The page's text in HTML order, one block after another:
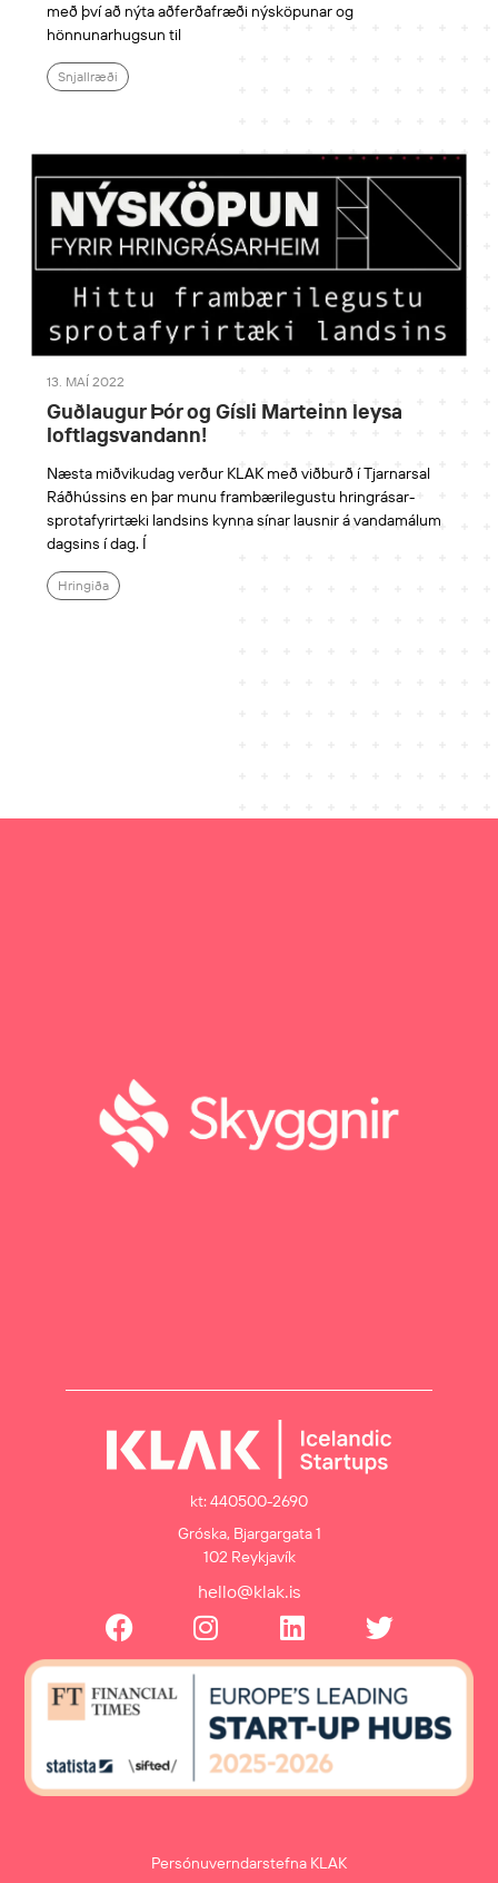
með því að nýta aðferðafræði nýsköpunar og
hönnunarhugsun til
Snjallræði
13. MAÍ 2022
Guðlaugur Þór og Gísli Marteinn leysa
loftlagsvandann!
Næsta miðvikudag verður KLAK með viðburð í Tjarnarsal
Ráðhússins en þar munu frambærilegustu hringrásar-
sprotafyrirtæki landsins kynna sínar lausnir á vandamálum
dagsins í dag. Í
Hringiða
kt: 440500-2690
Gróska, Bjargargata 1
102 Reykjavík
hello@klak.is
Persónuverndarstefna KLAK